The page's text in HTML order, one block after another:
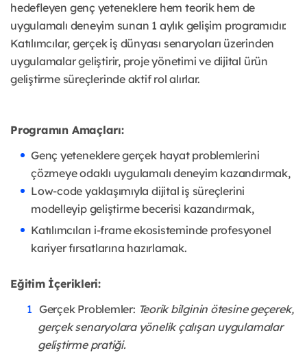
hedefleyen genç yeteneklere hem teorik hem de
uygulamalı deneyim sunan 1 aylık gelişim programıdır.
Katılımcılar, gerçek iş dünyası senaryoları üzerinden
uygulamalar geliştirir, proje yönetimi ve dijital ürün
geliştirme süreçlerinde aktif rol alırlar.
Programın Amaçları:
Genç yeteneklere gerçek hayat problemlerini
çözmeye odaklı uygulamalı deneyim kazandırmak,
Low-code yaklaşımıyla dijital iş süreçlerini
modelleyip geliştirme becerisi kazandırmak,
Katılımcıları i-frame ekosisteminde profesyonel
kariyer fırsatlarına hazırlamak.
Eğitim İçerikleri:
Gerçek Problemler: Teorik bilginin ötesine geçerek,
gerçek senaryolara yönelik çalışan uygulamalar
geliştirme pratiği.